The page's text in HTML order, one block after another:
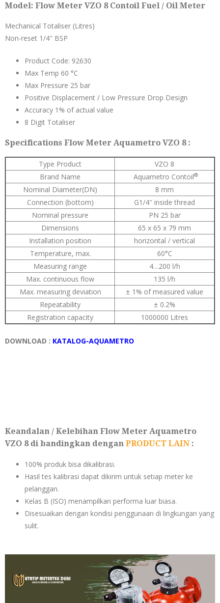
Model: Flow Meter VZO 8 Contoil Fuel / Oil Meter
Mechanical Totaliser (Litres)
Non-reset 1/4″ BSP
Product Code: 92630
Max Temp 60 °C
Max Pressure 25 bar
Positive Displacement / Low Pressure Drop Design
Accuracy 1% of actual value
8 Digit Totaliser
Specifications Flow Meter Aquametro VZO 8 :
Type Product
VZO 8
Brand Name
Aquametro Contoil®
Nominal Diameter(DN)
8 mm
Connection (bottom)
G1/4″ inside thread
Nominal pressure
PN 25 bar
Dimensions
65 x 65 x 79 mm
Installation position
horizontal / vertical
Temperature, max.
60°C
Measuring range
4…200 l/h
Max. continuous flow
135 l/h
Max. measuring deviation
± 1% of measured value
Repeatability
± 0.2%
Registration capacity
1000000 Litres
DOWNLOAD : KATALOG-AQUAMETRO
Keandalan / Kelebihan Flow Meter Aquametro
VZO 8 di bandingkan dengan PRODUCT LAIN :
100% produk bisa dikalibrasi.
Hasil tes kalibrasi dapat dikirim untuk setiap meter ke
pelanggan.
Kelas B (ISO) menampilkan performa luar biasa.
Disesuaikan dengan kondisi penggunaan di lingkungan yang
sulit.